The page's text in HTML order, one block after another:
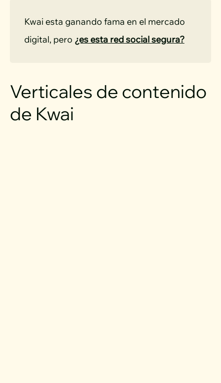
Kwai esta ganando fama en el mercado
digital, pero ¿es esta red social segura?
Verticales de contenido
de Kwai